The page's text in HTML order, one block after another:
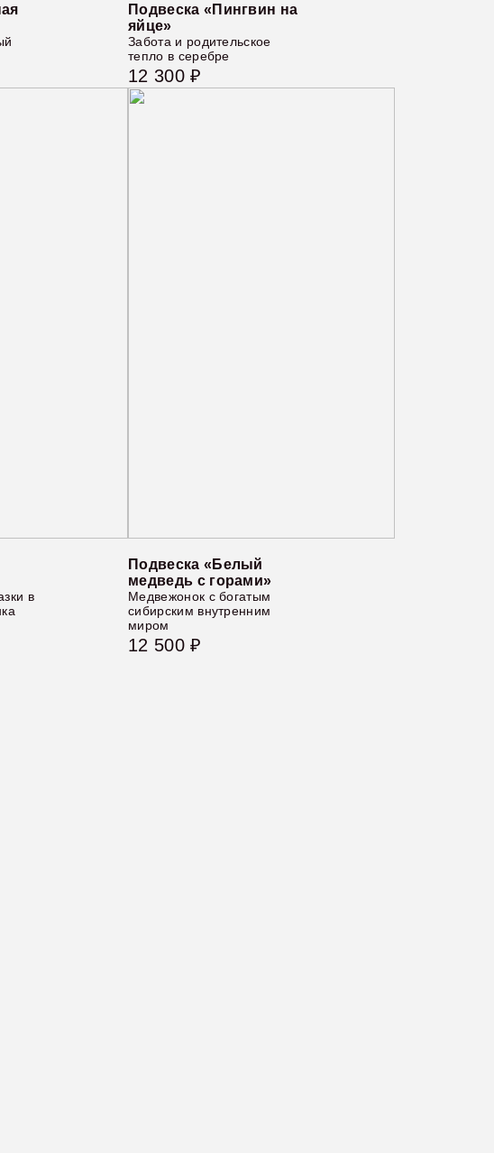
Подвеска «Пингвин на
яйце»
Забота и родительское
тепло в серебре
12 300 ₽
в
Подвеска «Белый
медведь с горами»
Медвежонок с богатым
сибирским внутренним
миром
12 500 ₽